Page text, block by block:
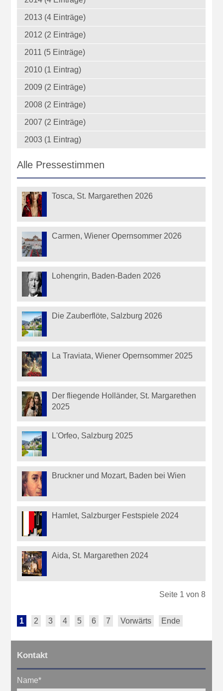
2013 (4 Einträge)
2012 (2 Einträge)
2011 (5 Einträge)
2010 (1 Eintrag)
2009 (2 Einträge)
2008 (2 Einträge)
2007 (2 Einträge)
2003 (1 Eintrag)
Alle Pressestimmen
Tosca, St. Margarethen 2026
Carmen, Wiener Opernsommer 2026
Lohengrin, Baden-Baden 2026
Die Zauberflöte, Salzburg 2026
La Traviata, Wiener Opernsommer 2025
Der fliegende Holländer, St. Margarethen
2025
L'Orfeo, Salzburg 2025
Bruckner und Mozart, Baden bei Wien
Hamlet, Salzburger Festspiele 2024
Aida, St. Margarethen 2024
Seite 1 von 8
1 2 3 4 5 6 7 Vorwärts Ende
Kontakt
Name*